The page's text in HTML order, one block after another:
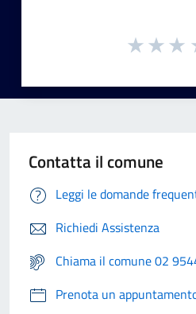
Contatta il comune
Leggi le domande
Richiedi Assistenza
Chiama il comune 02
Prenota un